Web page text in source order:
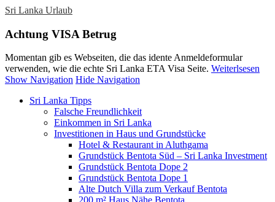
Sri Lanka Urlaub
Achtung VISA Betrug
Momentan gib es Webseiten, die das idente Anmeldeformular
verwenden, wie die echte Sri Lanka ETA Visa Seite. Weiterlsesen
Show Navigation Hide Navigation
Sri Lanka Tipps
Falsche Freundlichkeit
Einkommen in Sri Lanka
Investitionen in Haus und Grundstücke
Hotel & Restaurant in Aluthgama
Grundstück Bentota Süd – Sri Lanka Investment
Grundstück Bentota Dope 2
Grundstück Bentota Dope 1
Alte Dutch Villa zum Verkauf Bentota